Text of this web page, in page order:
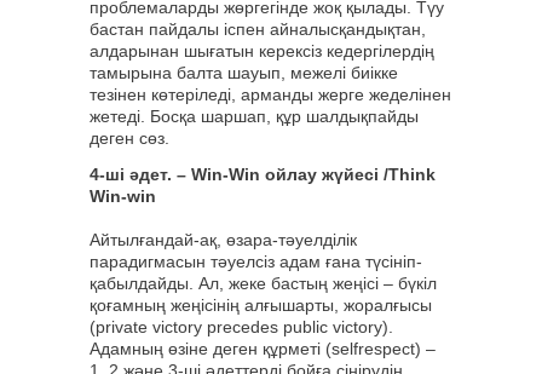
проблемаларды жөргегінде жоқ қылады. Түу
бастан пайдалы іспен айналысқандықтан,
алдарынан шығатын керексіз кедергілердің
тамырына балта шауып, межелі биікке
тезінен көтеріледі, арманды жерге жеделінен
жетеді. Босқа шаршап, құр шалдықпайды
деген сөз.
4-ші әдет. – Win-Win ойлау жүйесі /Think
Win-win
Айтылғандай-ақ, өзара-тәуелділік
парадигмасын тәуелсіз адам ғана түсініп-
қабылдайды. Ал, жеке бастың жеңісі – бүкіл
қоғамның жеңісінің алғышарты, жоралғысы
(private victory precedes public victory).
Адамның өзіне деген құрметі (selfrespect) –
1, 2 және 3-ші әдеттерді бойға сіңірудің